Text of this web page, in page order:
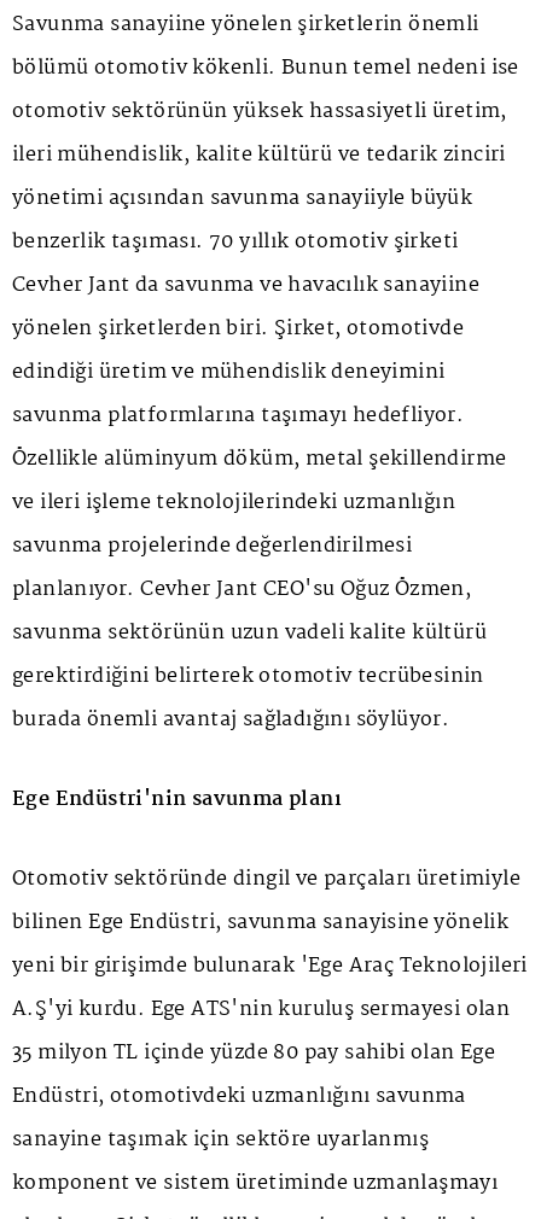
Savunma sanayiine yönelen şirketlerin önemli
bölümü otomotiv kökenli. Bunun temel nedeni ise
otomotiv sektörünün yüksek hassasiyetli üretim,
ileri mühendislik, kalite kültürü ve tedarik zinciri
yönetimi açısından savunma sanayiiyle büyük
benzerlik taşıması. 70 yıllık otomotiv şirketi
Cevher Jant da savunma ve havacılık sanayiine
yönelen şirketlerden biri. Şirket, otomotivde
edindiği üretim ve mühendislik deneyimini
savunma platformlarına taşımayı hedefliyor.
Özellikle alüminyum döküm, metal şekillendirme
ve ileri işleme teknolojilerindeki uzmanlığın
savunma projelerinde değerlendirilmesi
planlanıyor. Cevher Jant CEO'su Oğuz Özmen,
savunma sektörünün uzun vadeli kalite kültürü
gerektirdiğini belirterek otomotiv tecrübesinin
burada önemli avantaj sağladığını söylüyor.
Ege Endüstri'nin savunma planı
Otomotiv sektöründe dingil ve parçaları üretimiyle
bilinen Ege Endüstri, savunma sanayisine yönelik
yeni bir girişimde bulunarak 'Ege Araç Teknolojileri
A.Ş'yi kurdu. Ege ATS'nin kuruluş sermayesi olan
35 milyon TL içinde yüzde 80 pay sahibi olan Ege
Endüstri, otomotivdeki uzmanlığını savunma
sanayine taşımak için sektöre uyarlanmış
komponent ve sistem üretiminde uzmanlaşmayı